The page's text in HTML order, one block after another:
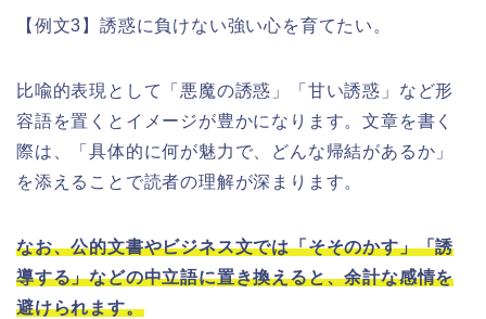
【例文3】誘惑に負けない強い心を育てたい。
比喩的表現として「悪魔の誘惑」「甘い誘惑」など形
容語を置くとイメージが豊かになります。文章を書く
際は、「具体的に何が魅力で、どんな帰結があるか」
を添えることで読者の理解が深まります。
なお、公的文書やビジネス文では「そそのかす」「誘
導する」などの中立語に置き換えると、余計な感情を
避けられます。